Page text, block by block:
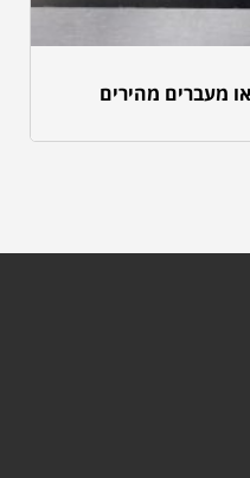
מעברים מהירים